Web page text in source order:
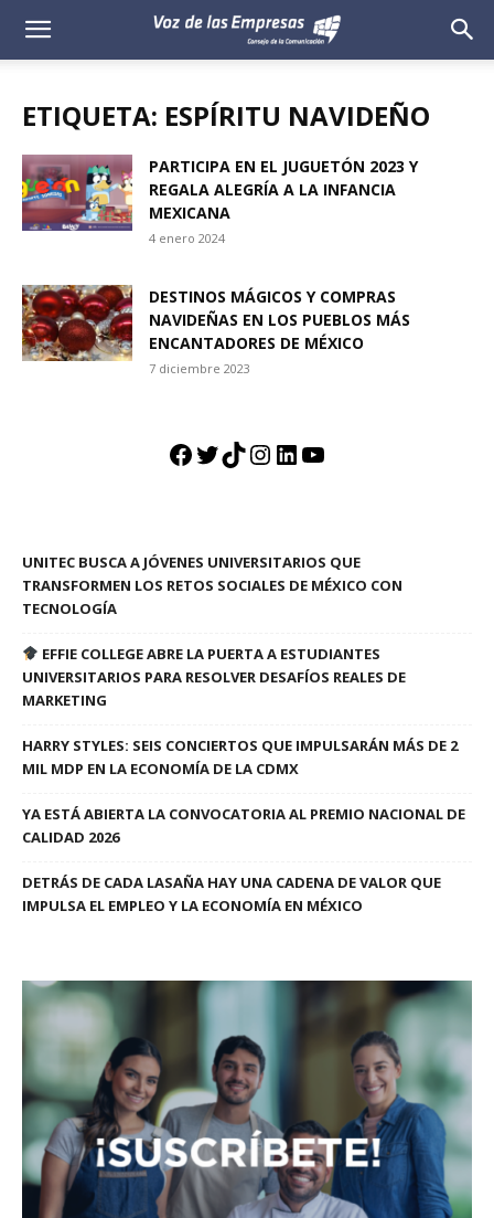
Voz
Empresas
ETIQUETA: ESPÍRITU NAVIDEÑO
PARTICIPA EN EL JUGUETÓN 2023 Y
REGALA ALEGRÍA A LA INFANCIA
MEXICANA
4 enero 2024
DESTINOS MÁGICOS Y COMPRAS
NAVIDEÑAS EN LOS PUEBLOS MÁS
ENCANTADORES DE MÉXICO
7 diciembre 2023
Facebook
Twitter
TikTok
Instagram
LinkedIn
YouTube
UNITEC BUSCA A JÓVENES UNIVERSITARIOS QUE
TRANSFORMEN LOS RETOS SOCIALES DE MÉXICO CON
TECNOLOGÍA
EFFIE COLLEGE ABRE LA PUERTA A ESTUDIANTES
UNIVERSITARIOS PARA RESOLVER DESAFÍOS REALES DE
MARKETING
HARRY STYLES: SEIS CONCIERTOS QUE IMPULSARÁN MÁS DE 2
MIL MDP EN LA ECONOMÍA DE LA CDMX
YA ESTÁ ABIERTA LA CONVOCATORIA AL PREMIO NACIONAL DE
CALIDAD 2026
DETRÁS DE CADA LASAÑA HAY UNA CADENA DE VALOR QUE
IMPULSA EL EMPLEO Y LA ECONOMÍA EN MÉXICO